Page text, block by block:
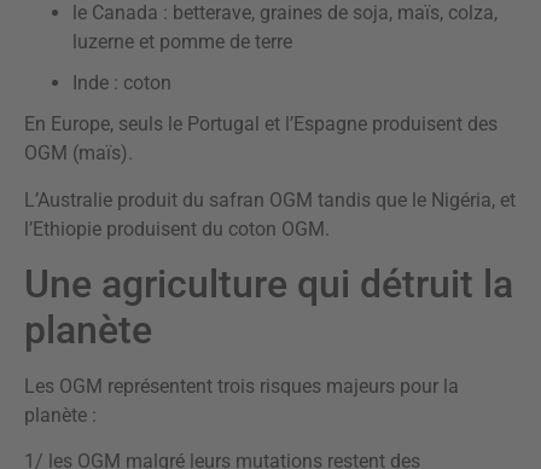
le Canada : betterave, graines de soja, maïs, colza,
luzerne et pomme de terre
Inde : coton
En Europe, seuls le Portugal et l’Espagne produisent des
OGM (maïs).
L’Australie produit du safran OGM tandis que le Nigéria, et
l’Ethiopie produisent du coton OGM.
Une agriculture qui détruit la
planète
Les OGM représentent trois risques majeurs pour la
planète :
1/ les OGM malgré leurs mutations restent des